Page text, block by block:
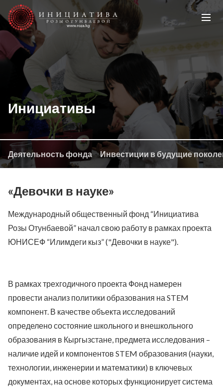
Инициативы
Деятельность фонда Инвестиции в будущие
«Девочки в науке»
Международный общественный фонд “Инициатива
Розы Отунбаевой” начал свою работу в рамках проекта
ЮНИСЕФ “Илимдеги кыз” ("Девочки в науке").
В рамках трехгодичного проекта Фонд намерен
провести анализ политики образования на STEM
компонент. В качестве объекта исследований
определено состояние школьного и внешкольного
образования в Кыргызстане, предмета исследования –
наличие идей и компонентов STEM образования (науки,
технологии, инженерии и математики) в ключевых
документах, на основе которых функционирует система